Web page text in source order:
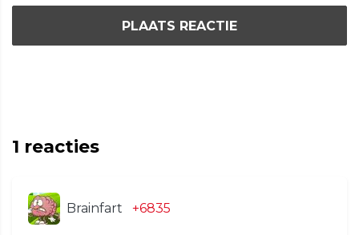
PLAATS REACTIE
1 reacties
Brainfart +6835